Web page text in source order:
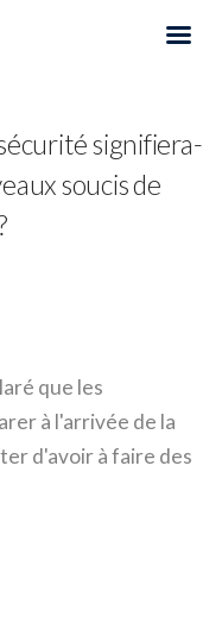
signifiera-
soucis de
que les
à l'arrivée de la
d'avoir à faire des